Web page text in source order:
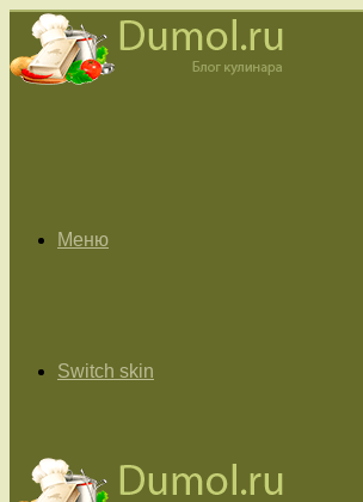
Меню
Switch skin